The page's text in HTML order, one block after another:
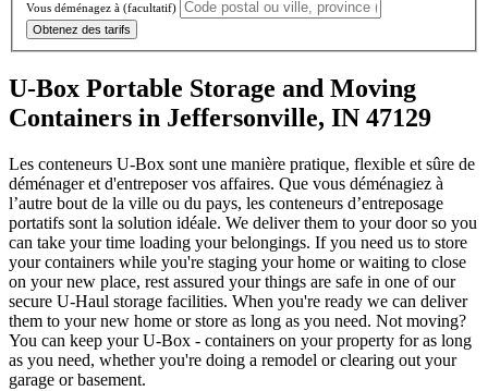
Vous déménagez à (facultatif)
Obtenez des tarifs
U-Box Portable Storage and Moving
Containers in Jeffersonville, IN 47129
Les conteneurs U-Box sont une manière pratique, flexible et sûre de
déménager et d'entreposer vos affaires. Que vous déménagiez à
l’autre bout de la ville ou du pays, les conteneurs d’entreposage
portatifs sont la solution idéale. We deliver them to your door so you
can take your time loading your belongings. If you need us to store
your containers while you're staging your home or waiting to close
on your new place, rest assured your things are safe in one of our
secure U-Haul storage facilities. When you're ready we can deliver
them to your new home or store as long as you need. Not moving?
You can keep yourU-Box - containers on your property for as long
as you need, whether you're doing a remodel or clearing out your
garage or basement.